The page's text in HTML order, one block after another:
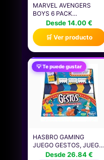
MARVEL AVENGERS
BOYS 6 PACK
CALCETINES |
CALCETINES DE
PERSONAJES
ATLÉTICOS
MULTICOLORES DE
SUPERHÉROES PARA
NIÑOS | HULK CAPITÁN
AMÉRICA IRON MAN
THOR CALZADO
GRÁFICO | CÓMODO
JUEGO PARA NIÑOS
Desde 14.00 €
🛒 Ver producto
💡 Te puede gustar
HASBRO GAMING
JUEGO GESTOS, JUEGO
DE MÍMICA PARA 4 O
Desde 26.84 €